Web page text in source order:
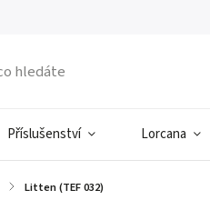
Příslušenství Lorcana
/ Litten (TEF 032)